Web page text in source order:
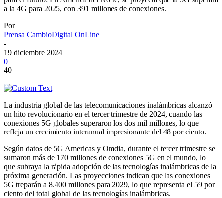
a la 4G para 2025, con 391 millones de conexiones.
Por
Prensa CambioDigital OnLine
-
19 diciembre 2024
0
40
La industria global de las telecomunicaciones inalámbricas alcanzó
un hito revolucionario en el tercer trimestre de 2024, cuando las
conexiones 5G globales superaron los dos mil millones, lo que
refleja un crecimiento interanual impresionante del 48 por ciento.
Según datos de 5G Americas y Omdia, durante el tercer trimestre se
sumaron más de 170 millones de conexiones 5G en el mundo, lo
que subraya la rápida adopción de las tecnologías inalámbricas de la
próxima generación. Las proyecciones indican que las conexiones
5G treparán a 8.400 millones para 2029, lo que representa el 59 por
ciento del total global de las tecnologías inalámbricas.